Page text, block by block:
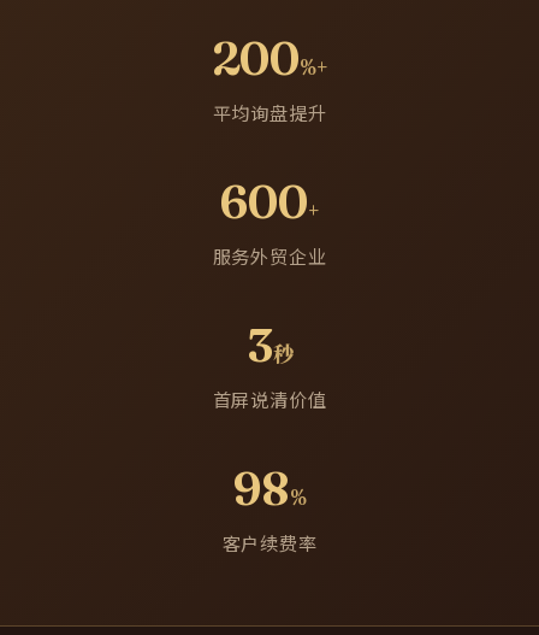
200%+
平均询盘提升
600+
服务外贸企业
3秒
首屏说清价值
98%
客户续费率